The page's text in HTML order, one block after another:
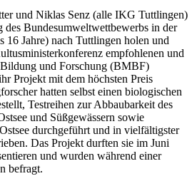
und Niklas Senz (alle IKG Tuttlingen)
des Bundesumweltwettbewerbs in der
16 Jahre) nach Tuttlingen holen und
empfohlenen und
und Forschung (BMBF)
Projekt mit dem höchsten Preis
hatten selbst einen biologischen
Testreihen zur Abbaubarkeit des
und Süßgewässern sowie
durchgeführt und in vielfältigster
Das Projekt durften sie im Juni
und wurden während einer
befragt.